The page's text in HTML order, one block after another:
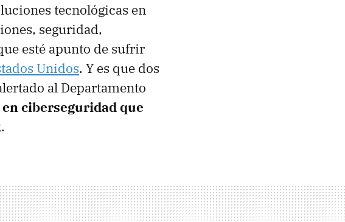
tecnológicas en
seguridad,
esté apunto de sufrir
Unidos. Y es que dos
al Departamento
ciberseguridad que
.